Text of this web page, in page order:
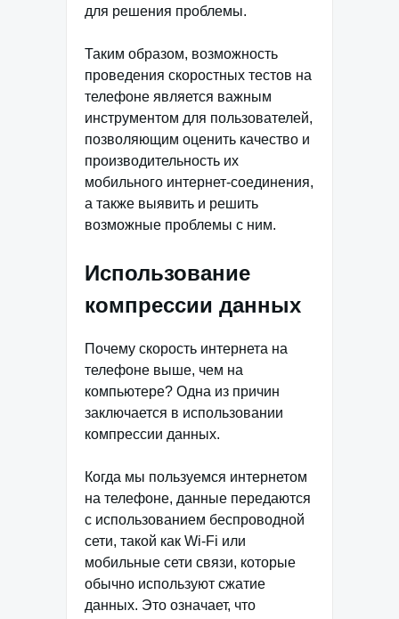
для решения проблемы.
Таким образом, возможность
проведения скоростных тестов на
телефоне является важным
инструментом для пользователей,
позволяющим оценить качество и
производительность их
мобильного интернет-соединения,
а также выявить и решить
возможные проблемы с ним.
Использование
компрессии данных
Почему скорость интернета на
телефоне выше, чем на
компьютере? Одна из причин
заключается в использовании
компрессии данных.
Когда мы пользуемся интернетом
на телефоне, данные передаются
с использованием беспроводной
сети, такой как Wi-Fi или
мобильные сети связи, которые
обычно используют сжатие
данных. Это означает, что